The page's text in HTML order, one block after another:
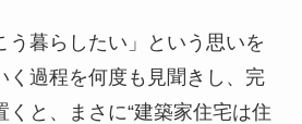
う暮らしたい」という思いを
く過程を何度も見聞きし、完
くと、まさに“建築家住宅は住